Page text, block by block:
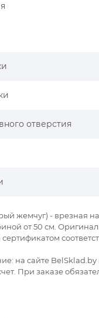
отверстия
жемчуг) - врезная
от 50 см.
на сайте
При заказе